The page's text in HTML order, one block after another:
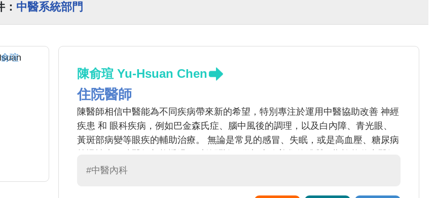
中醫系統部門
陳俞瑄 Yu-Hsuan Chen
住院醫師
陳醫師相信中醫能為不同疾病帶來新的希望，特別專注於運用中醫協助改善 神經
疾患 和 眼科疾病，例如巴金森氏症、腦中風後的調理，以及白內障、青光眼、
黃斑部病變等眼疾的輔助治療。 無論是常見的感冒、失眠，或是高血壓、糖尿病
慧融入您的生活，讓健康不再是遙不可及的目標。
#中醫內科